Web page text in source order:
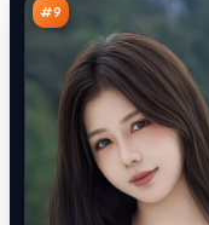
#9